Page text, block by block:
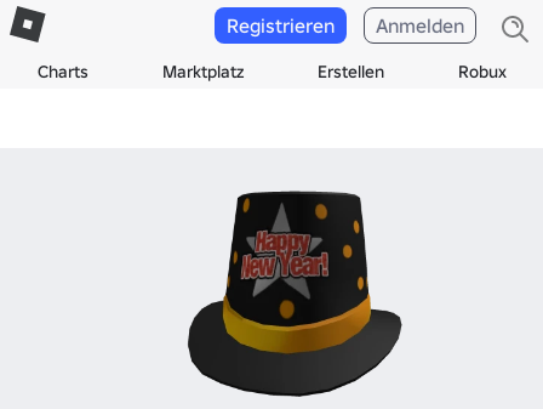
Charts Marktplatz Erstellen Robux
Registrieren Anmelden